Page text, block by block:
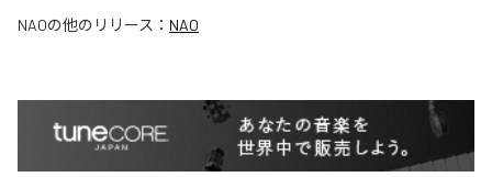
NAOの他のリリース： NAO